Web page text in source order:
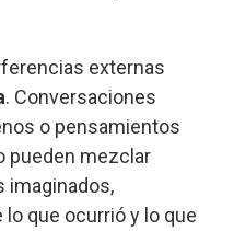
externas
. Conversaciones
o pensamientos
pueden mezclar
imaginados,
que ocurrió y lo que